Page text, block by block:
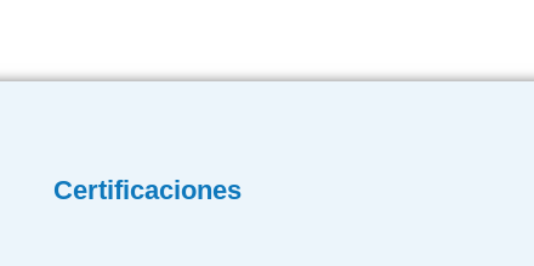
Certificaciones